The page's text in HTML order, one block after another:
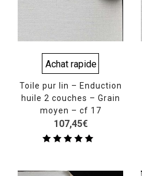
Achat rapide
Toile pur lin – Enduction
huile 2 couches – Grain
moyen – cf 17
107,45€